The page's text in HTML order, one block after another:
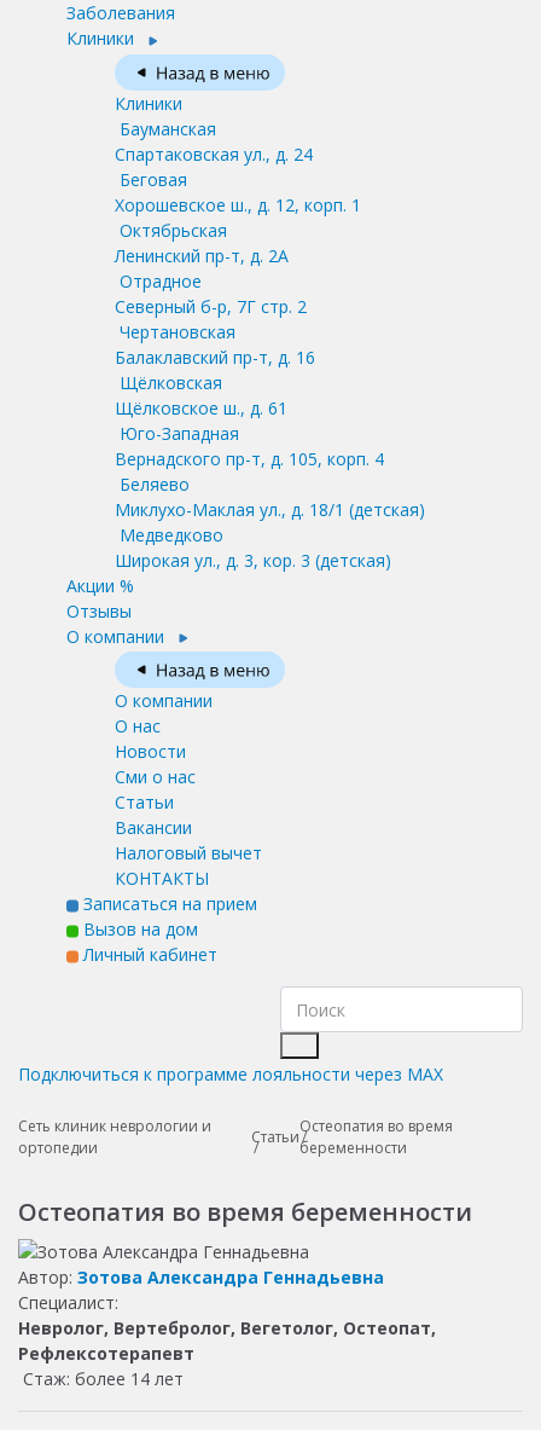
Заболевания
Клиники
Клиники
Бауманская
Спартаковская ул., д. 24
Беговая
Хорошевское ш., д. 12, корп. 1
Октябрьская
Ленинский пр-т, д. 2А
Отрадное
Северный б-р, 7Г стр. 2
Чертановская
Балаклавский пр-т, д. 16
Щёлковская
Щёлковское ш., д. 61
Юго-Западная
Вернадского пр-т, д. 105, корп. 4
Беляево
Миклухо-Маклая ул., д. 18/1 (детская)
Медведково
Широкая ул., д. 3, кор. 3 (детская)
Акции %
Отзывы
О компании
О компании
О нас
Новости
Сми о нас
Статьи
Вакансии
Налоговый вычет
КОНТАКТЫ
Записаться на прием
Вызов на дом
Личный кабинет
Подключиться к программе лояльности через MAX
Сеть клиник неврологии и
ортопедии
Статьи
Остеопатия во время
беременности
Остеопатия во время беременности
Автор: Зотова Александра Геннадьевна
Специалист:
Невролог, Вертебролог, Вегетолог, Остеопат,
Рефлексотерапевт
Стаж: более 14 лет